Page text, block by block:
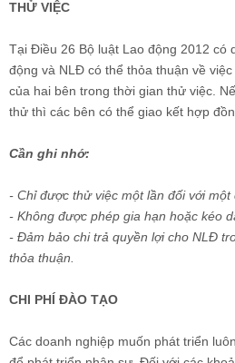
THỬ VIỆC
Tại Điều 26 Bộ luật Lao động 2012 có
động và NLĐ có thể thỏa thuận về
của hai bên trong thời gian thử việc.
thử thì các bên có thể giao kết hợp
Cần ghi nhớ:
- Chỉ được thử việc một lần đối với một
- Không được phép gia hạn hoặc kéo
- Đảm bảo chi trả quyền lợi cho NLĐ
thỏa thuận.
CHI PHÍ ĐÀO TẠO
Các doanh nghiệp muốn phát triển